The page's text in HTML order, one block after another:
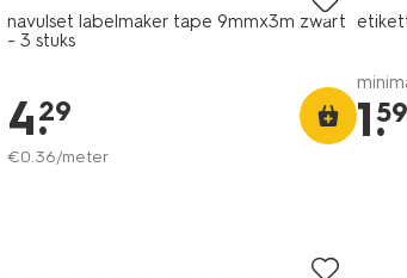
navulset labelmaker tape 9mmx3m zwart
- 3 stuks
4.
29
€0.36/meter
1.
59